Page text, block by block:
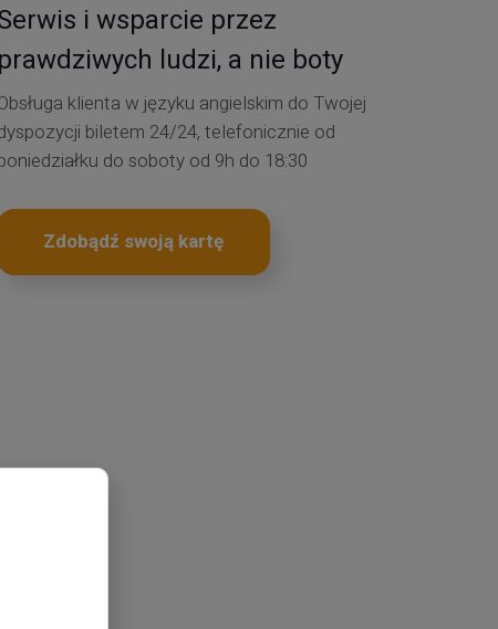
i wsparcie przez
prawdziwych ludzi, a nie boty
klienta w języku angielskim do Twojej
biletem 24/24, telefonicznie od
do soboty od 9h do 18:30
Zdobądź swoją kartę